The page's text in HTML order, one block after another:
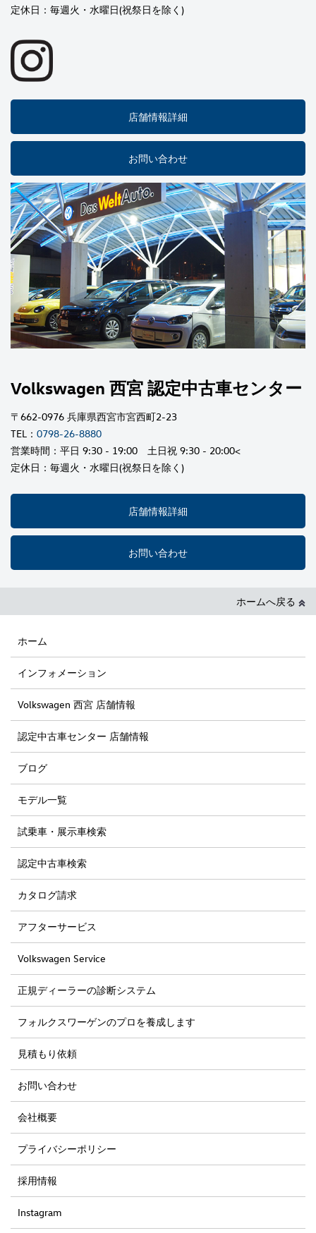
定休日：毎週火・水曜日(祝祭日を除く)
店舗情報詳細
お問い合わせ
Volkswagen 西宮 認定中古車センター
〒662-0976 兵庫県西宮市宮西町2-23
TEL： 0798-26-8880
営業時間：平日 9:30 - 19:00 土日祝 9:30 - 20:00<
定休日：毎週火・水曜日(祝祭日を除く)
店舗情報詳細
お問い合わせ
ホームへ戻る
ホーム
インフォメーション
Volkswagen 西宮 店舗情報
認定中古車センター 店舗情報
ブログ
モデル一覧
試乗車・展示車検索
認定中古車検索
カタログ請求
アフターサービス
Volkswagen Service
正規ディーラーの診断システム
フォルクスワーゲンのプロを養成します
見積もり依頼
お問い合わせ
会社概要
プライバシーポリシー
採用情報
Instagram